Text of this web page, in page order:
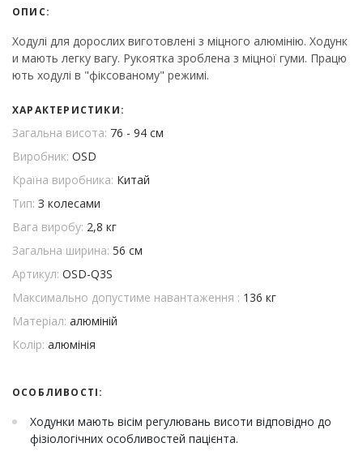
ОПИС:
Ходулі для дорослих виготовлені з міцного алюмінію. Ходунк
и мають легку вагу. Рукоятка зроблена з міцної гуми. Працю
ють ходулі в "фіксованому" режимі.
ХАРАКТЕРИСТИКИ:
Загальна висота: 76 - 94 см
Виробник: OSD
Країна виробника: Китай
Тип: З колесами
Вага виробу: 2,8 кг
Загальна ширина: 56 см
Артикул: OSD-Q3S
Максимально допустиме навантаження : 136 кг
Матеріал: алюміній
Колір: алюмінія
ОСОБЛИВОСТІ:
Ходунки мають вісім регулювань висоти відповідно до
фізіологічних особливостей пацієнта.